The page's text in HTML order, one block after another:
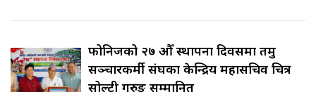
फोनिजको २७ औँ स्थापना दिवसमा तमु
सञ्चारकर्मी संघका केन्द्रिय महासचिव चित्र
सोल्टी गुरुङ सम्मानित